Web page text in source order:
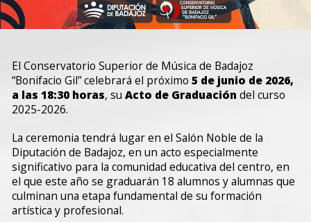
El Conservatorio Superior de Música de Badajoz
“Bonifacio Gil” celebrará el próximo5 de junio de 2026,
a las 18:30 horas, suActo de Graduación del curso
2025-2026.
La ceremonia tendrá lugar en el Salón Noble de la
Diputación de Badajoz, en un acto especialmente
significativo para la comunidad educativa del centro, en
el que este año se graduarán 18 alumnos y alumnas que
culminan una etapa fundamental de su formación
artística y profesional.